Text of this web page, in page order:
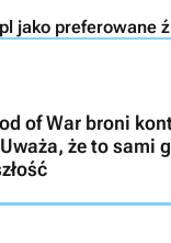
jako preferowane
of War broni
że to sami